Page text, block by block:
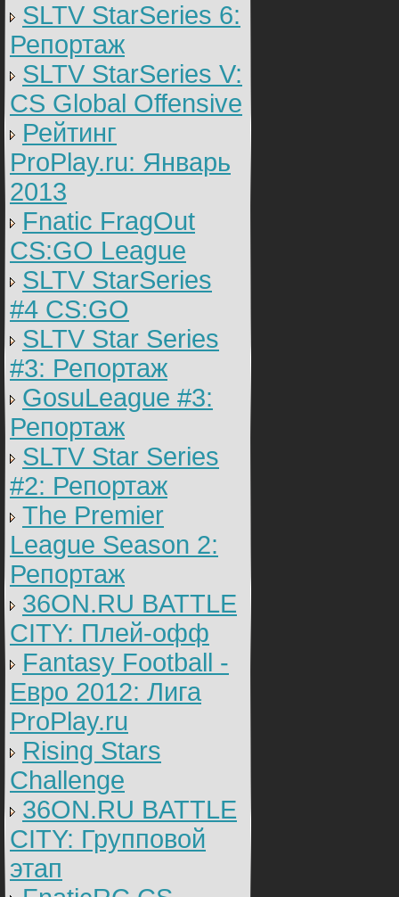
SLTV StarSeries 6:
Репортаж
SLTV StarSeries V:
CS Global Offensive
Рейтинг
ProPlay.ru: Январь
2013
Fnatic FragOut
CS:GO League
SLTV StarSeries
#4 CS:GO
SLTV Star Series
#3: Репортаж
GosuLeague #3:
Репортаж
SLTV Star Series
#2: Репортаж
The Premier
League Season 2:
Репортаж
36ON.RU BATTLE
CITY: Плей-офф
Fantasy Football -
Евро 2012: Лига
ProPlay.ru
Rising Stars
Challenge
36ON.RU BATTLE
CITY: Групповой
этап